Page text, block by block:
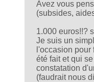
Avez vous
(subsides,
1.000 euros!!?
Je suis un
l'occasion
été fait et qui
constatation
(faudrait nous